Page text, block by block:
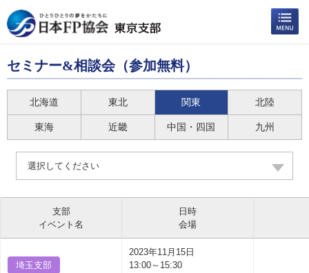
セミナー&相談会（参加無料）
北海道 東北 関東 北陸
東海 近畿 中国・四国 九州
選択してください
支部
イベント名
日時
会場
埼玉支部
2023年11月15日
13:00～15:30